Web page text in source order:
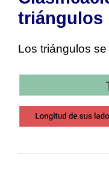
triángulos
Los triángulos